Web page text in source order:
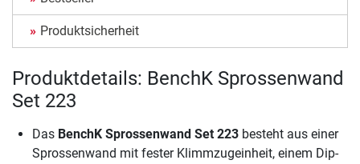
Produktsicherheit
Produktdetails: BenchK Sprossenwand
Set 223
Das BenchK Sprossenwand Set 223 besteht aus einer
Sprossenwand mit fester Klimmzugeinheit, einem Dip-